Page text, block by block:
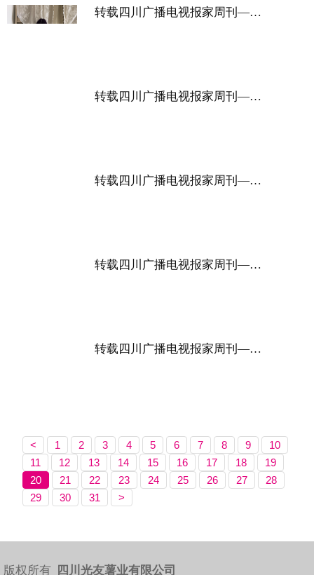
转载四川广播电视报家周刊——畅销西安 光友酸辣粉全面铺货
转载四川广播电视报家周刊——2024中华品牌商标博览会 光友酸辣粉引热潮
转载四川广播电视报家周刊——光友酸辣粉在西藏地区持续热销
转载四川广播电视报家周刊——专家评光友酸辣粉低GI薯类健康方便主食
转载四川广播电视报家周刊——光友酸辣粉全力备战双十二
< 1 2 3 4 5 6 7 8 9
10
11
12 13 14 15 16 17 18
19
20
21 22 23 24 25 26 27
28
29
30 31 >
版权所有 四川光友薯业有限公司